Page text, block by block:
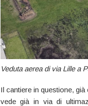
Veduta aerea di via Lille a
Il cantiere in questione,
vede già in via di